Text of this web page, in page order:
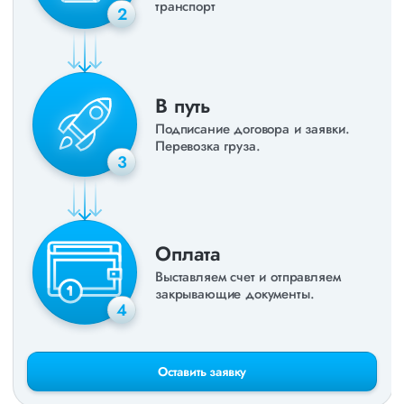
2
транспорт
3
В путь
Подписание договора и заявки.
Перевозка груза.
4
Оплата
Выставляем счет и отправляем
закрывающие документы.
Оставить заявку